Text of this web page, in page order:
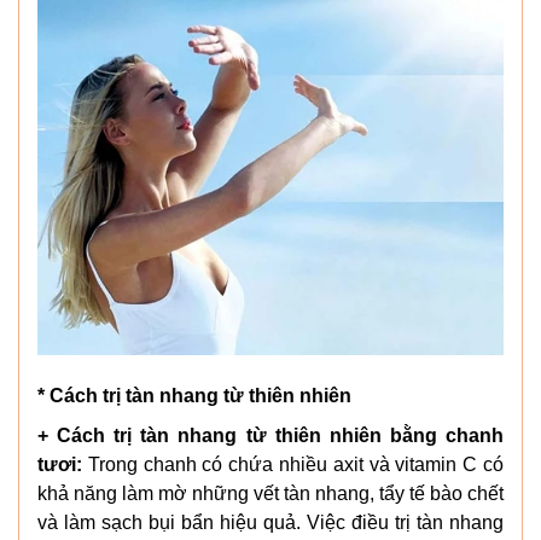
* Cách trị tàn nhang từ thiên nhiên
+ Cách trị tàn nhang từ thiên nhiên bằng chanh
tươi: Trong chanh có chứa nhiều axit và vitamin C có
khả năng làm mờ những vết tàn nhang, tẩy tế bào chết
và làm sạch bụi bẩn hiệu quả. Việc điều trị tàn nhang